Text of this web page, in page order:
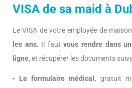
VISA de sa maid à
Le VISA de votre employée de
les ans. Il fautvous rendre dans
ligne, et récupérer les documents
• Le formulaire médical, gratuit